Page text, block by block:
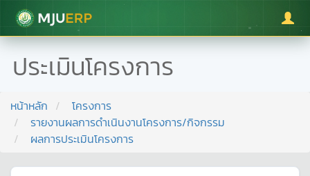
มหาวิทยาลัยแม่โจ้
ประเมินโครงการ
หน้าหลัก
โครงการ
รายงานผลการดำเนินงานโครงการ/กิจกรรม
ผลการประเมินโครงการ